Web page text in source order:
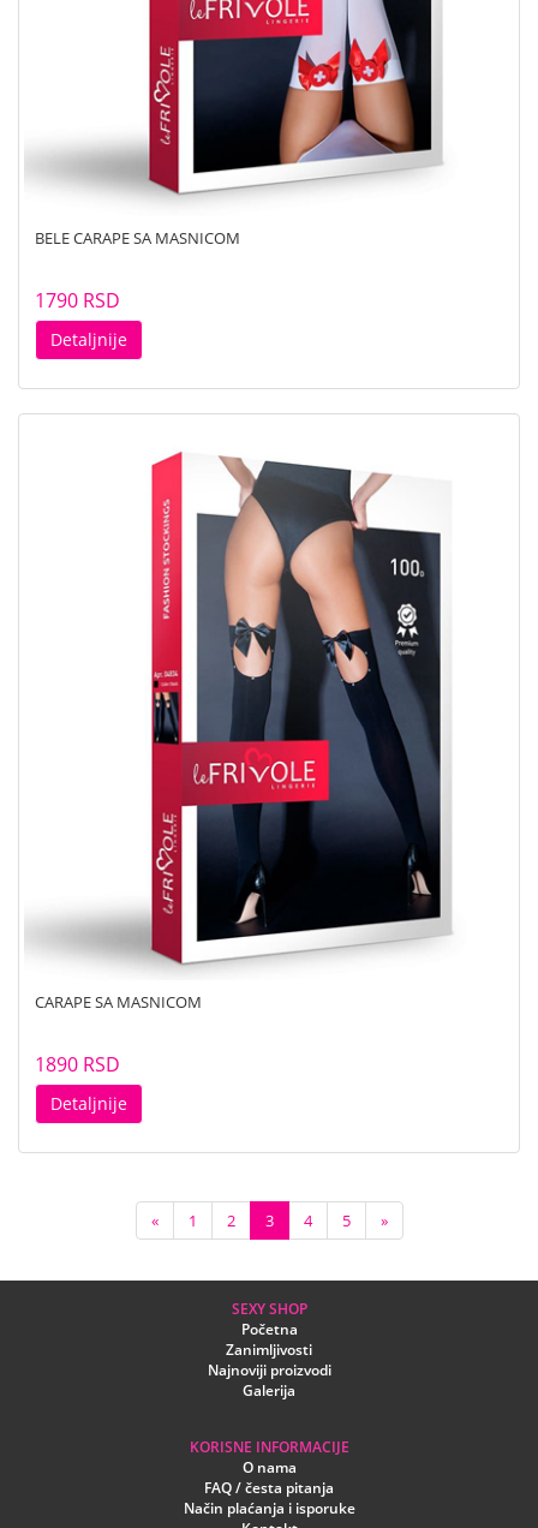
BELE CARAPE SA MASNICOM
1790 RSD
Detaljnije
CARAPE SA MASNICOM
1890 RSD
Detaljnije
« 1 2 3 4 5 »
SEXY SHOP
Početna
Zanimljivosti
Najnoviji proizvodi
Galerija
KORISNE INFORMACIJE
O nama
FAQ / česta pitanja
Način plaćanja i isporuke